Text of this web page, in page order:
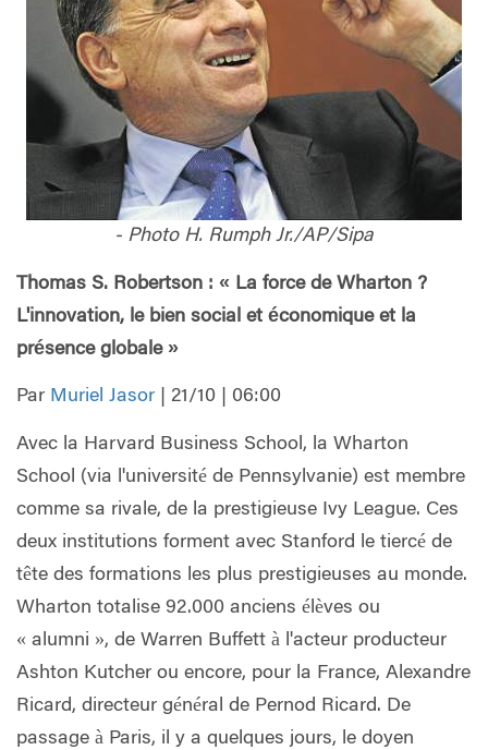
- Photo H. Rumph Jr./AP/Sipa
Thomas S. Robertson : « La force de Wharton ?
L'innovation, le bien social et économique et la
présence globale »
Par Muriel Jasor | 21/10 | 06:00
Avec la Harvard Business School, la Wharton
School (via l'université de Pennsylvanie) est membre
comme sa rivale, de la prestigieuse Ivy League. Ces
deux institutions forment avec Stanford le tiercé de
tête des formations les plus prestigieuses au monde.
Wharton totalise 92.000 anciens élèves ou
« alumni », de Warren Buffett à l'acteur producteur
Ashton Kutcher ou encore, pour la France, Alexandre
Ricard, directeur général de Pernod Ricard. De
passage à Paris, il y a quelques jours, le doyen